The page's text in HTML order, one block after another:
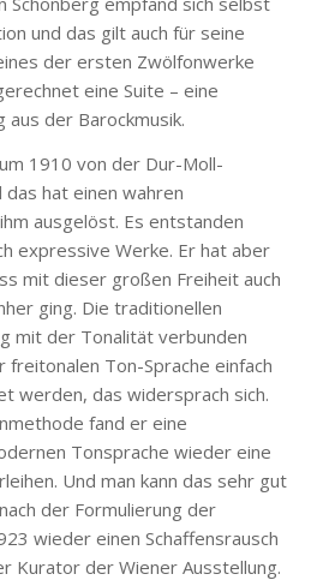
und das gilt auch für seine
der ersten Zwölfonwerke
eine Suite – eine
aus der Barockmusik.
1910 von der Dur-Moll-
hat einen wahren
ausgelöst. Es entstanden
expressive Werke. Er hat aber
mit dieser großen Freiheit auch
ging. Die traditionellen
mit der Tonalität verbunden
freitonalen Ton-Sprache einfach
werden, das widersprach sich.
fand er eine
Tonsprache wieder eine
Und man kann das sehr gut
der Formulierung der
wieder einen Schaffensrausch
Kurator der Wiener Ausstellung.